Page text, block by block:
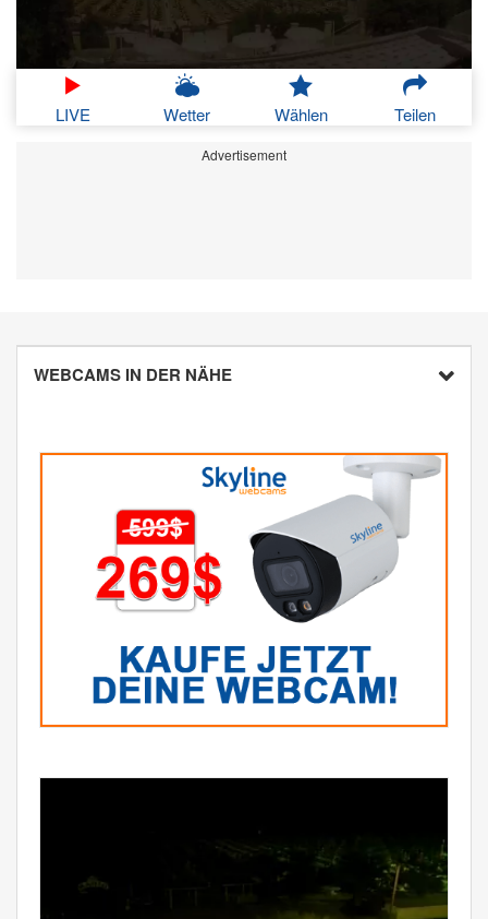
LIVE Wetter Wählen Teilen
Advertisement
WEBCAMS IN DER NÄHE